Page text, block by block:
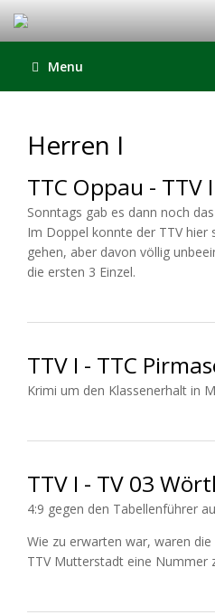
Menu
Herren I
TTC Oppau - TTV
Sonntags gab es dann noch
Im Doppel konnte der TTV hier
gehen, aber davon völlig
die ersten 3 Einzel.
TTV I - TTC
Krimi um den Klassenerhalt in
TTV I - TV 03
4:9 gegen den Tabellenführer
Wie zu erwarten war, waren
TTV Mutterstadt eine Nummer